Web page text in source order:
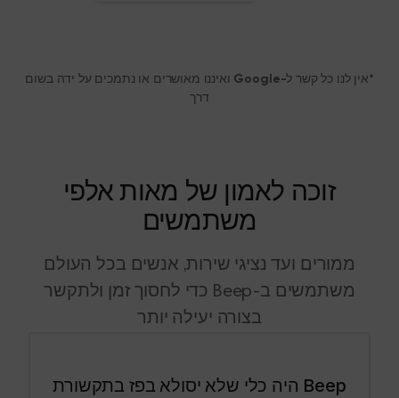
*אין לנו כל קשר ל-Google ואיננו מאושרים או נתמכים על ידה בשום
דרך
זוכה לאמון של מאות אלפי
משתמשים
ממורים ועד נציגי שירות, אנשים בכל העולם
משתמשים ב-Beep כדי לחסוך זמן ולתקשר
בצורה יעילה יותר
Beep היה כלי שלא יסולא בפז בתקשורת